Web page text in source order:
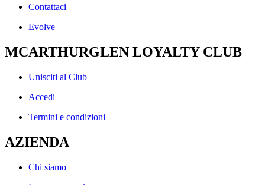
Contattaci
Evolve
MCARTHURGLEN LOYALTY CLUB
Unisciti al Club
Accedi
Termini e condizioni
AZIENDA
Chi siamo